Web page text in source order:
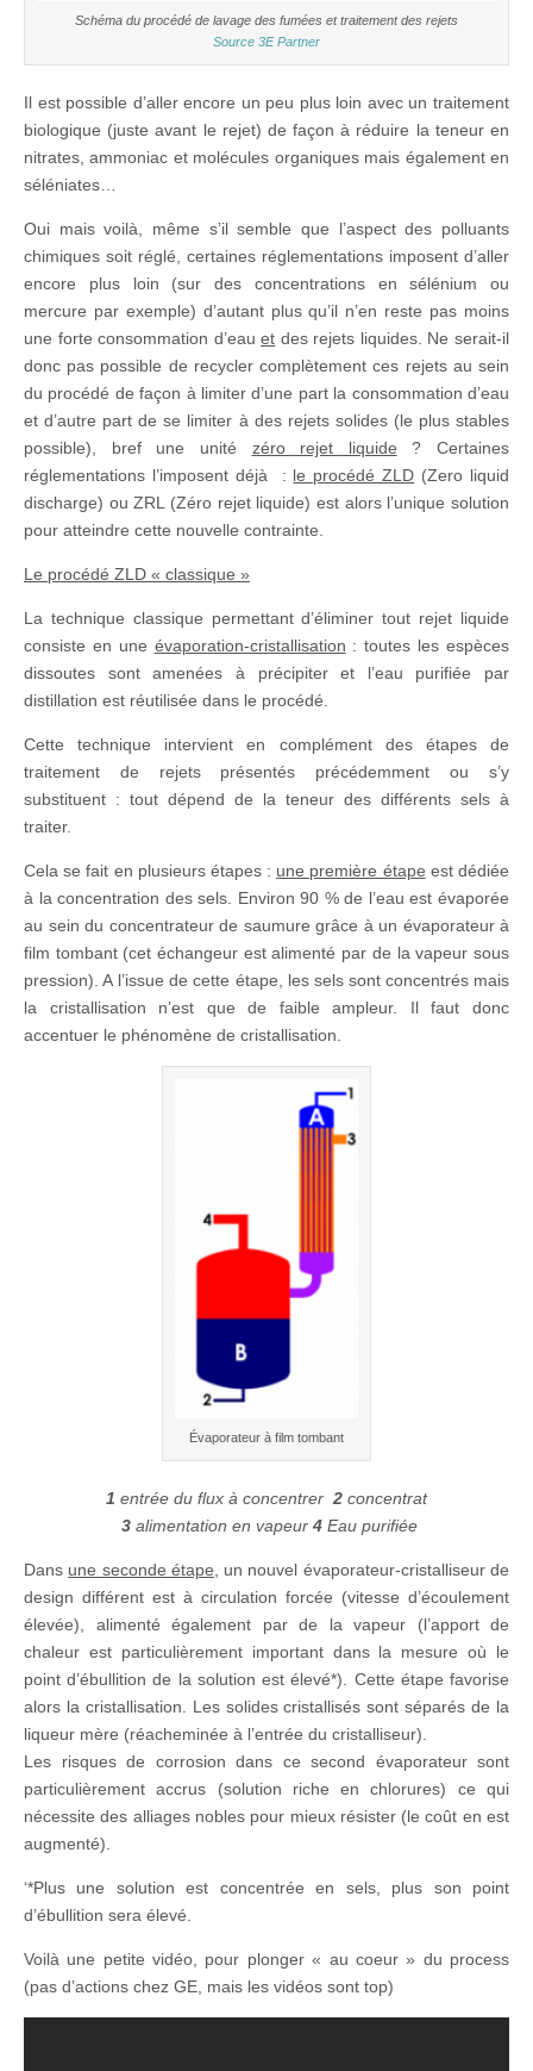
Schéma du procédé de lavage des fumées et traitement des rejets
Source 3E Partner
Il est possible d’aller encore un peu plus loin avec un traitement
biologique (juste avant le rejet) de façon à réduire la teneur en
nitrates, ammoniac et molécules organiques mais également en
séléniates…
Oui mais voilà, même s’il semble que l’aspect des polluants
chimiques soit réglé, certaines réglementations imposent d’aller
encore plus loin (sur des concentrations en sélénium ou
mercure par exemple) d’autant plus qu’il n’en reste pas moins
une forte consommation d’eauet des rejets liquides. Ne serait-il
donc pas possible de recycler complètement ces rejets au sein
du procédé de façon à limiter d’une part la consommation d’eau
et d’autre part de se limiter à des rejets solides (le plus stables
possible), bref une unité zéro rejet liquide ? Certaines
réglementations l’imposent déjà : le procédé ZLD (Zero liquid
discharge) ou ZRL (Zéro rejet liquide) est alors l’unique solution
pour atteindre cette nouvelle contrainte.
Le procédé ZLD « classique »
La technique classique permettant d’éliminer tout rejet liquide
consiste en une évaporation-cristallisation : toutes les espèces
dissoutes sont amenées à précipiter et l’eau purifiée par
distillation est réutilisée dans le procédé.
Cette technique intervient en complément des étapes de
traitement de rejets présentés précédemment ou s’y
substituent : tout dépend de la teneur des différents sels à
traiter.
Cela se fait en plusieurs étapes : une première étape est dédiée
à la concentration des sels. Environ 90 % de l’eau est évaporée
au sein du concentrateur de saumure grâce à un évaporateur à
film tombant (cet échangeur est alimenté par de la vapeur sous
pression). A l’issue de cette étape, les sels sont concentrés mais
la cristallisation n’est que de faible ampleur. Il faut donc
accentuer le phénomène de cristallisation.
Évaporateur à film tombant
1 entrée du flux à concentrer 2 concentrat
3 alimentation en vapeur 4Eau purifiée
Dans une seconde étape , un nouvel évaporateur-cristalliseur de
design différent est à circulation forcée (vitesse d’écoulement
élevée), alimenté également par de la vapeur (l’apport de
chaleur est particulièrement important dans la mesure où le
point d’ébullition de la solution est élevé*). Cette étape favorise
alors la cristallisation. Les solides cristallisés sont séparés de la
liqueur mère (réacheminée à l’entrée du cristalliseur).
Les risques de corrosion dans ce second évaporateur sont
particulièrement accrus (solution riche en chlorures) ce qui
nécessite des alliages nobles pour mieux résister (le coût en est
augmenté).
‘*Plus une solution est concentrée en sels, plus son point
d’ébullition sera élevé.
Voilà une petite vidéo, pour plonger « au coeur » du process
(pas d’actions chez GE, mais les vidéos sont top)